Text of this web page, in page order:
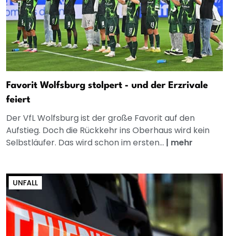
Favorit Wolfsburg stolpert - und der Erzrivale
feiert
Der VfL Wolfsburg ist der große Favorit auf den
Aufstieg. Doch die Rückkehr ins Oberhaus wird kein
Selbstläufer. Das wird schon im ersten... | mehr
UNFALL